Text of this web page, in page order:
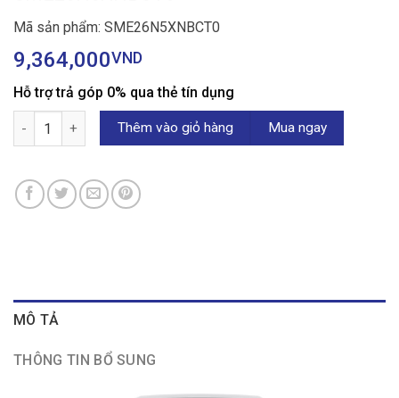
Mã sản phẩm: SME26N5XNBCT0
9,364,000VND
Hỗ trợ trả góp 0% qua thẻ tín dụng
Máy sấy quần áo công nghiệp Mabe 18 kg SME26N5XNBCT0 số
Thêm vào giỏ hàng Mua ngay
MÔ TẢ
THÔNG TIN BỔ SUNG